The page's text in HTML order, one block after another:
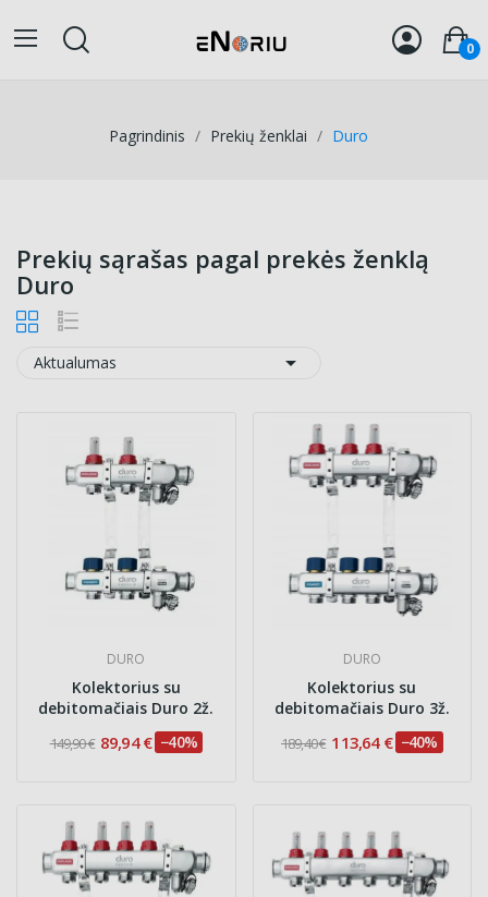
0
Pagrindinis Prekių ženklai Duro
Prekių sąrašas pagal prekės ženklą
Duro
Aktualumas 
DURO
Kolektorius su
debitomačiais Duro 2ž.
149,90 € 89,94 € −40%
DURO
Kolektorius su
debitomačiais Duro 3ž.
189,40 € 113,64 € −40%